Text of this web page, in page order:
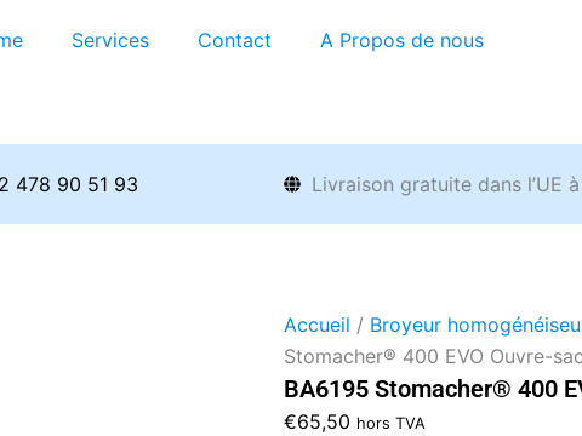
Services Contact A Propos de nous
478 90 51 93 Livraison gratuite dans l’UE
Accueil / Broyeur
Stomacher® 400 EVO Ouvre-
BA6195 Stomacher® 400
€65,50 hors TVA